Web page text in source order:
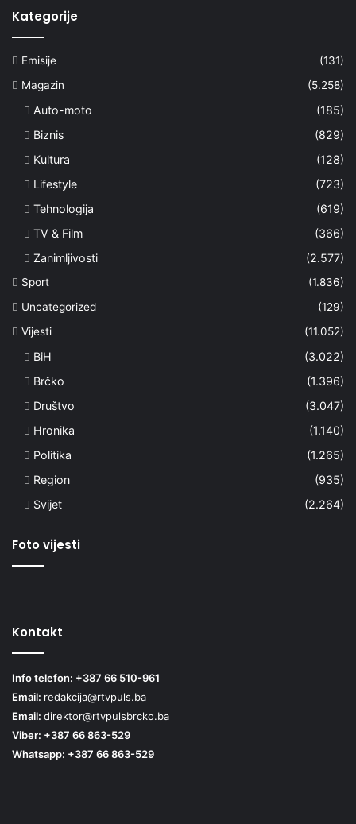
Kategorije
Emisije
(131)
Magazin
(5.258)
Auto-moto
(185)
Biznis
(829)
Kultura
(128)
Lifestyle
(723)
Tehnologija
(619)
TV & Film
(366)
Zanimljivosti
(2.577)
Sport
(1.836)
Uncategorized
(129)
Vijesti
(11.052)
BiH
(3.022)
Brčko
(1.396)
Društvo
(3.047)
Hronika
(1.140)
Politika
(1.265)
Region
(935)
Svijet
(2.264)
Foto vijesti
Kontakt
Info telefon: +387 66 510-961
Email: redakcija@rtvpuls.ba
Email: direktor@rtvpulsbrcko.ba
Viber: +387 66 863-529
Whatsapp: +387 66 863-529